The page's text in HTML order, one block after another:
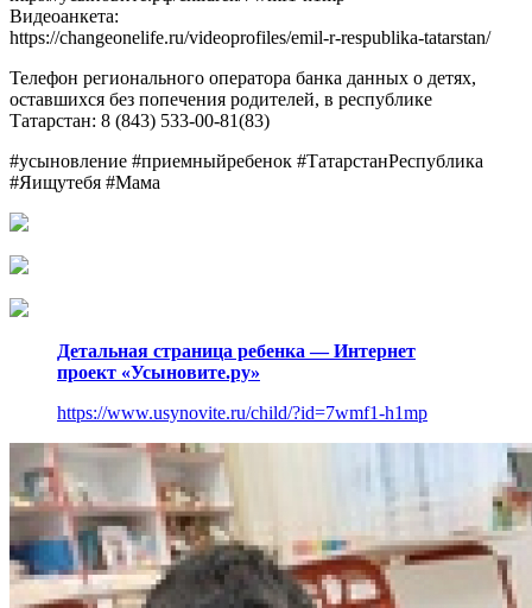
Видеоанкета:
https://changeonelife.ru/videoprofiles/emil-r-respublika-tatarstan/
Телефон регионального оператора банка данных о детях,
оставшихся без попечения родителей, в республике
Татарстан: 8 (843) 533-00-81(83)
#усыновление #приемныйребенок #ТатарстанРеспублика
#Яищутебя #Мама
Детальная страница ребенка — Интернет
проект «Усыновите.ру»
https://www.usynovite.ru/child/?id=7wmf1-h1mp